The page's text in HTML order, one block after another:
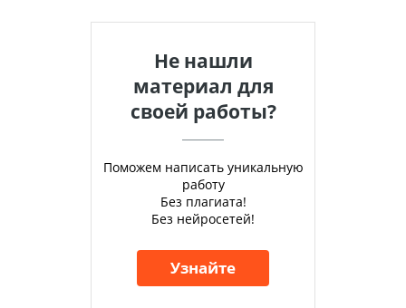
Не нашли
материал для
своей работы?
Поможем написать уникальную
работу
Без плагиата!
Без нейросетей!
Узнайте